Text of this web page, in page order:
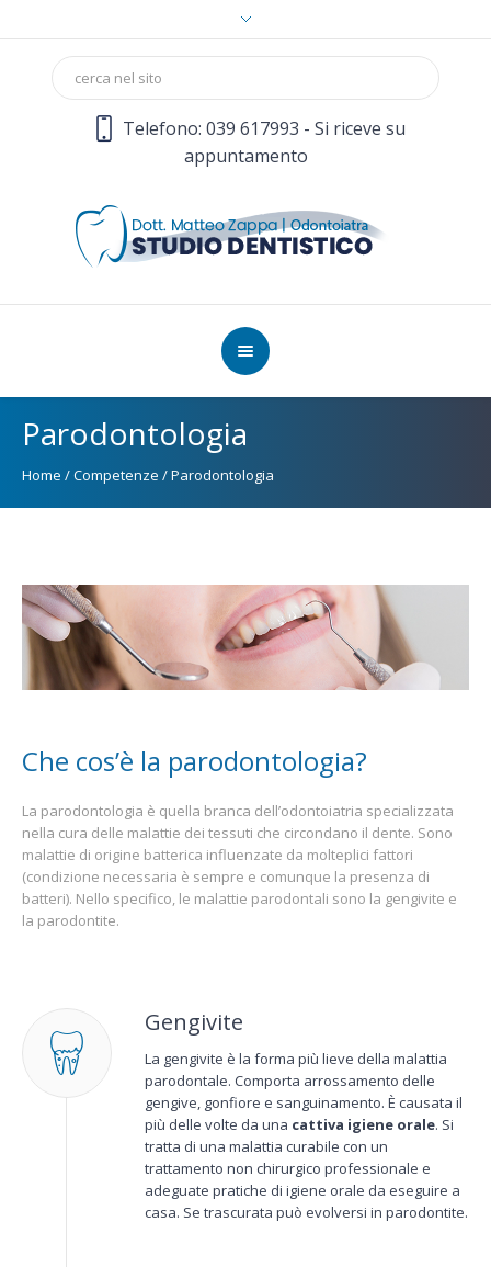
Telefono: 039 617993 - Si riceve su
appuntamento
Parodontologia
Home /Competenze /Parodontologia
Che cos’è la parodontologia?
La parodontologia è quella branca dell’odontoiatria specializzata
nella cura delle malattie dei tessuti che circondano il dente. Sono
malattie di origine batterica influenzate da molteplici fattori
(condizione necessaria è sempre e comunque la presenza di
batteri). Nello specifico, le malattie parodontali sono la gengivite e
la parodontite.
Gengivite
La gengivite è la forma più lieve della malattia
parodontale. Comporta arrossamento delle
gengive, gonfiore e sanguinamento. È causata il
più delle volte da una cattiva igiene orale. Si
tratta di una malattia curabile con un
trattamento non chirurgico professionale e
adeguate pratiche di igiene orale da eseguire a
casa. Se trascurata può evolversi in parodontite.